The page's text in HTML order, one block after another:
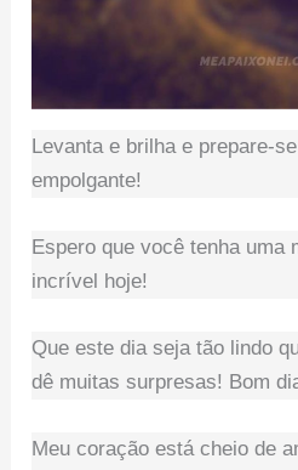
Levanta e brilha e prepare-
empolgante!
Espero que você tenha uma
incrível hoje!
Que este dia seja tão lindo
dê muitas surpresas! Bom
Meu coração está cheio de